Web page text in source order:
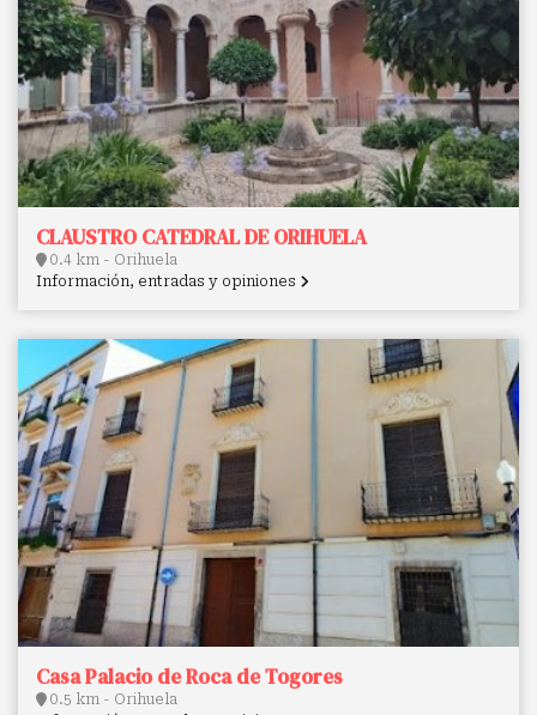
CLAUSTRO CATEDRAL DE ORIHUELA
0.4 km - Orihuela
Información, entradas y opiniones
Casa Palacio de Roca de Togores
0.5 km - Orihuela